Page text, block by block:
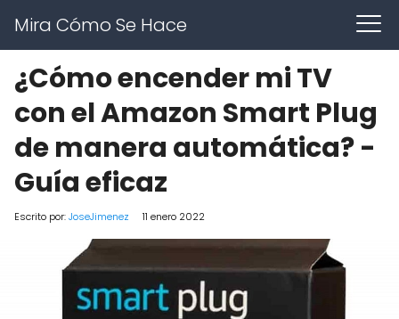
Mira Cómo Se Hace
¿Cómo encender mi TV
con el Amazon Smart Plug
de manera automática? -
Guía eficaz
Escrito por:JoseJimenez 11 enero 2022